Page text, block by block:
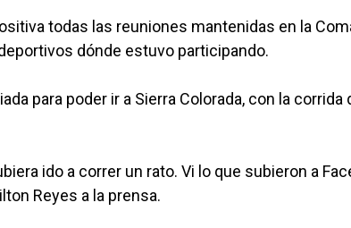
todas las reuniones mantenidas en la
dónde estuvo participando.
para poder ir a Sierra Colorada, con la corrida
ido a correr un rato. Vi lo que subieron a
Reyes a la prensa.